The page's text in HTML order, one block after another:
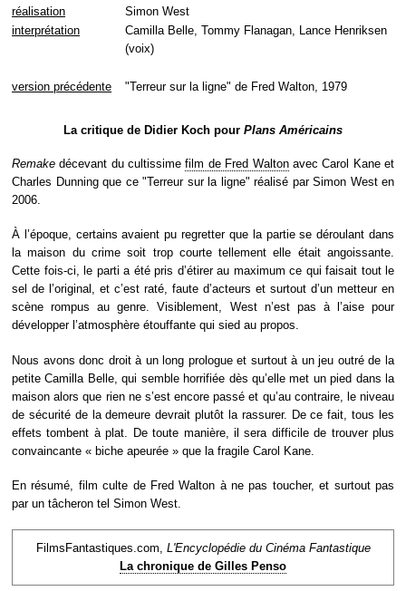
réalisation
Simon West
interprétation
Camilla Belle, Tommy Flanagan, Lance Henriksen
(voix)
version précédente "Terreur sur la ligne" de Fred Walton, 1979
La critique de Didier Koch pour Plans Américains
Remake décevant du cultissimefilm de Fred Waltonavec Carol Kane et
Charles Dunning que ce "Terreur sur la ligne" réalisé par Simon West en
2006.
À l’époque, certains avaient pu regretter que la partie se déroulant dans
la maison du crime soit trop courte tellement elle était angoissante.
Cette fois-ci, le parti a été pris d’étirer au maximum ce qui faisait tout le
sel de l’original, et c’est raté, faute d’acteurs et surtout d’un metteur en
scène rompus au genre. Visiblement, West n’est pas à l’aise pour
développer l’atmosphère étouffante qui sied au propos.
Nous avons donc droit à un long prologue et surtout à un jeu outré de la
petite Camilla Belle, qui semble horrifiée dès qu’elle met un pied dans la
maison alors que rien ne s’est encore passé et qu’au contraire, le niveau
de sécurité de la demeure devrait plutôt la rassurer. De ce fait, tous les
effets tombent à plat. De toute manière, il sera difficile de trouver plus
convaincante « biche apeurée » que la fragile Carol Kane.
En résumé, film culte de Fred Walton à ne pas toucher, et surtout pas
par un tâcheron tel Simon West.
FilmsFantastiques.com, L'Encyclopédie du Cinéma Fantastique
La chronique de Gilles Penso